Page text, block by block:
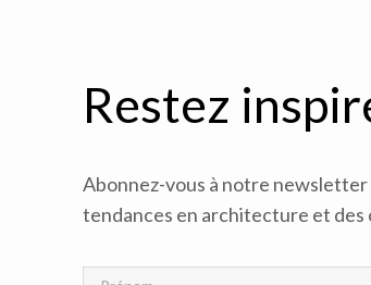
Restez
Abonnez-vous à notre
tendances en architecture et des